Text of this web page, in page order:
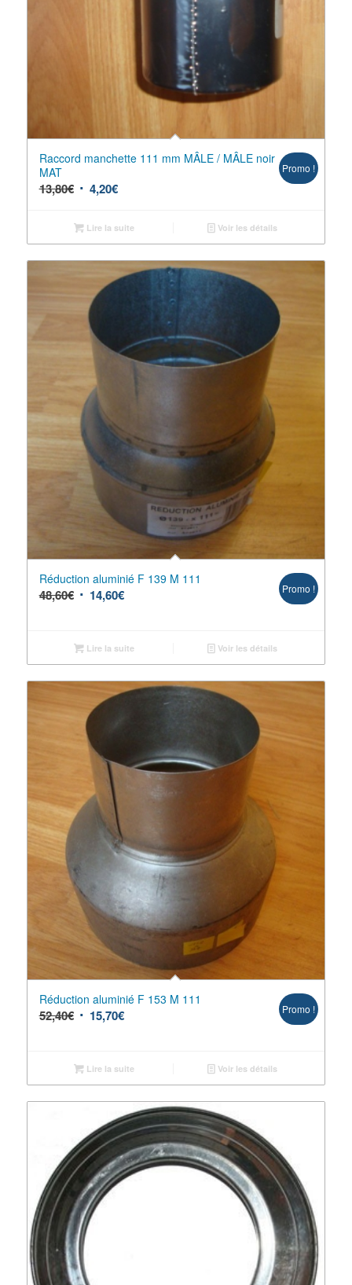
Raccord manchette 111 mm MÂLE / MÂLE noir
MAT
13,80€ 4,20€
Promo !
Lire la suite Voir les détails
Réduction aluminié F 139 M 111
48,60€ 14,60€ Promo !
Lire la suite Voir les détails
Réduction aluminié F 153 M 111
52,40€ 15,70€ Promo !
Lire la suite Voir les détails